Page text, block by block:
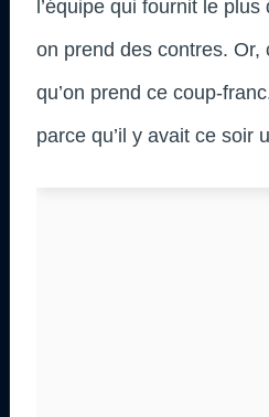
l’équipe qui fournit le plus
on prend des contres. Or,
qu’on prend ce coup-
parce qu’il y avait ce soir